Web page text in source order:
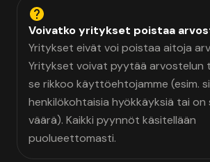
Voivatko yritykset poistaa
Yritykset eivät voi poistaa aitoja
Yritykset voivat pyytää arvostelun
se rikkoo käyttöehtojamme (esim.
henkilökohtaisia hyökkäyksiä tai on
väärä). Kaikki pyynnöt käsitellään
puolueettomasti.